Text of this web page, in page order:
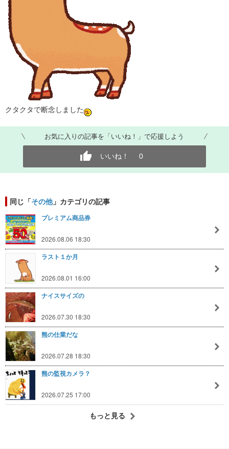
クタクタで断念しました
お気に入りの記事を「いいね！」で応援しよう
いいね！ 0
同じ「その他」カテゴリの記事
プレミアム商品券
2026.08.06 18:30
ラスト１か月
2026.08.01 16:00
ナイスサイズの
2026.07.30 18:30
熊の仕業だな
2026.07.28 18:30
熊の監視カメラ？
2026.07.25 17:00
もっと見る